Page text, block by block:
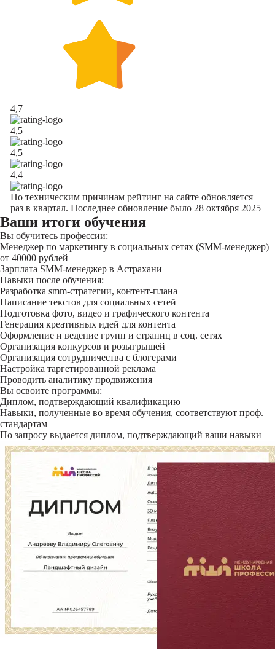
4,7
4,5
4,5
4,4
По техническим причинам рейтинг на сайте обновляется
раз в квартал. Последнее обновление было 28 октября 2025
Ваши итоги обучения
Вы обучитесь профессии:
Менеджер по маркетингу в социальных сетях (SMM-менеджер)
от 40000 рублей
Зарплата SMM-менеджер в Астрахани
Навыки после обучения:
Разработка smm-стратегии, контент-плана
Написание текстов для социальных сетей
Подготовка фото, видео и графического контента
Генерация креативных идей для контента
Оформление и ведение групп и страниц в соц. сетях
Организация конкурсов и розыгрышей
Организация сотрудничества с блогерами
Настройка таргетированной реклама
Проводить аналитику продвижения
Вы освоите программы:
Диплом, подтверждающий квалификацию
Навыки, полученные во время обучения, соответствуют проф.
стандартам
По запросу выдается диплом, подтверждающий ваши навыки